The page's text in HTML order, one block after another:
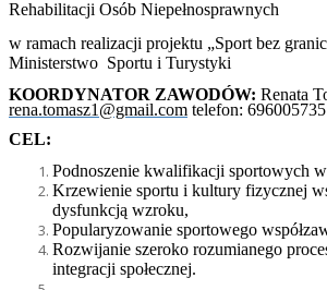
Rehabilitacji Osób Niepełnosprawnych
w ramach realizacji projektu „Sport bez
Ministerstwo Sportu i Turystyki
KOORDYNATOR ZAWODÓW: Renata
rena.tomasz1@gmail.com telefon: 696005735
CEL:
Podnoszenie kwalifikacji sportowych
Krzewienie sportu i kultury fizycznej
dysfunkcją wzroku,
Popularyzowanie sportowego
Rozwijanie szeroko rozumianego
integracji społecznej.